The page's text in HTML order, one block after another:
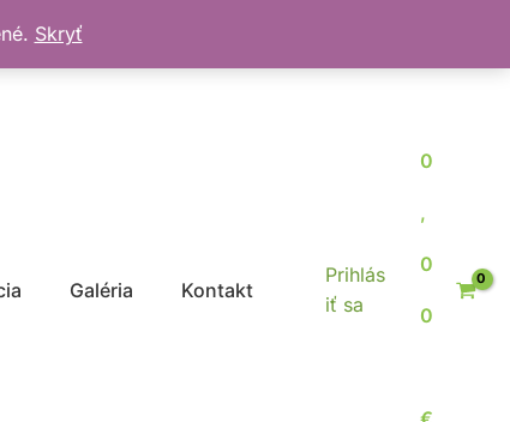
Skryť
Galéria Kontakt
Prihlás
iť sa
0
,
0
0